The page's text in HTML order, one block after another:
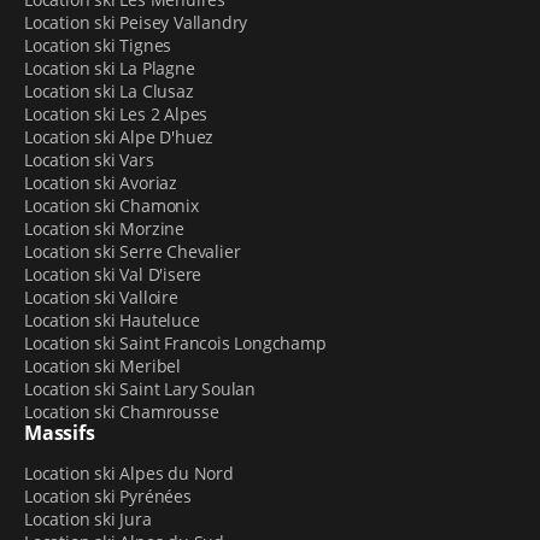
il y a de quoi faire plaisir à tout le monde. Bien entendu,
la station possède aussi un
ski alpin. Vous y retrouverez
avec une majorité de pistes vertes et bleues, parfaites
pour apprendre. Celles et ceux qui veulent un peu plus
difficulté et de sensations pourront descendre les
pistes rouges et noires,
encore pratiquer le
parapente).
LE MAGASIN SPORT 2000 KAREL SPORT :
L’ESSENTIEL DE LA GLISSE À LA LOCATION ET LA
VENTE
Avant de partir à l’assaut des pistes, il vous faut du bon
matériel de glisse. Chez
Mont-Dore
équipements dont vous pourriez avoir besoin. Diverses
catégories deski alpin
sont disponibles pour les adultes débutants,
Location ski Peisey Vallandry
Location ski Tignes
Location ski La Plagne
Location ski La Clusaz
Location ski Les 2 Alpes
Location ski Alpe D'huez
Location ski Vars
Location ski Avoriaz
Location ski Chamonix
Location ski Morzine
Location ski Serre Chevalier
Location ski Val D'isere
Location ski Valloire
Location ski Hauteluce
Location ski Saint Francois Longchamp
Location ski Meribel
Location ski Saint Lary Soulan
Location ski Chamrousse
Massifs
Location ski Alpes du Nord
Location ski Pyrénées
Location ski Jura